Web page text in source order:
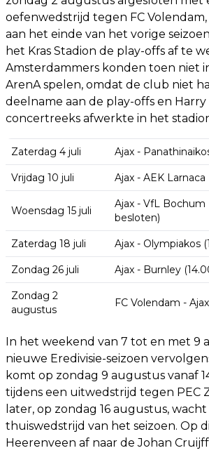
oefenwedstrijd tegen FC
aan het einde van het vorige
het Kras Stadion de play-offs af te
Amsterdammers konden toen niet
ArenA spelen, omdat de club niet
deelname aan de play-offs en Harry
concertreeks afwerkte in het
Zaterdag 4 juli Ajax -
Vrijdag 10 juli Ajax - AEK
Woensdag 15 juli
Ajax - VfL Bochum
besloten)
Zaterdag 18 juli Ajax - Olympiakos
Zondag 26 juli Ajax - Burnley
Zondag 2
augustus
FC Volendam -
In het weekend van 7 tot en met 9
nieuwe Eredivisie-seizoen
komt op zondag 9 augustus vanaf
tijdens een uitwedstrijd tegen PEC
later, op zondag 16 augustus,
thuiswedstrijd van het seizoen. Op
Heerenveen af naar de Johan